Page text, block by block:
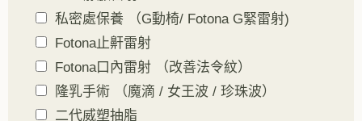
私密處保養 （G動椅/ Fotona G緊雷射)
Fotona止鼾雷射
Fotona口內雷射 （改善法令紋）
隆乳手術 （魔滴 / 女王波 / 珍珠波）
二代威塑抽脂